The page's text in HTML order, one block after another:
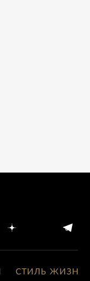
СТИЛЬ ЖИЗНИ